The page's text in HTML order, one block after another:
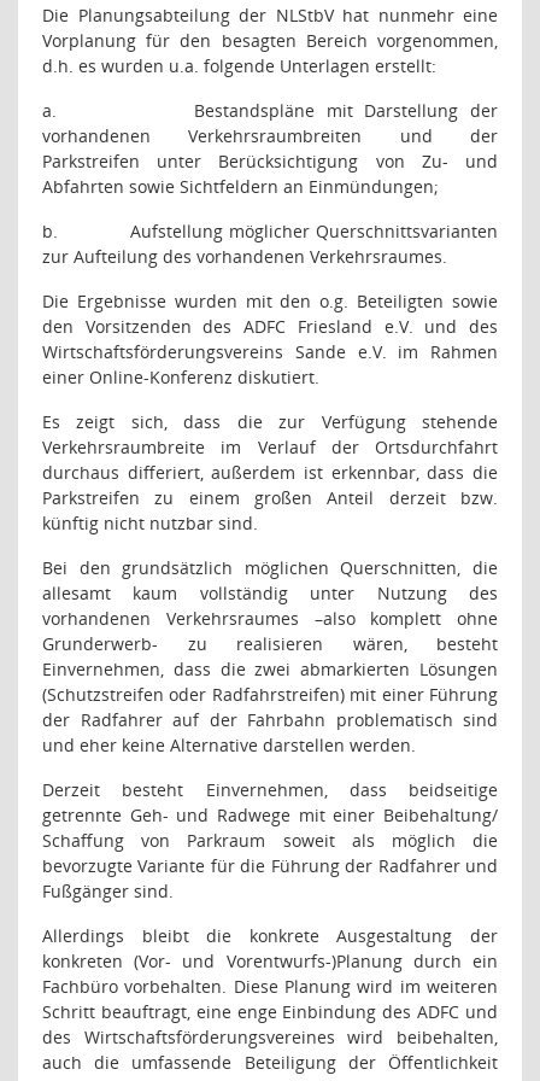
Die Planungsabteilung der NLStbV hat nunmehr eine
Vorplanung für den besagten Bereich vorgenommen,
d.h. es wurden u.a. folgende Unterlagen erstellt:
a.
Bestandspläne mit Darstellung der
vorhandenen Verkehrsraumbreiten und der
Parkstreifen unter Berücksichtigung von Zu- und
Abfahrten sowie Sichtfeldern an Einmündungen;
b.
Aufstellung möglicher Querschnittsvarianten
zur Aufteilung des vorhandenen Verkehrsraumes.
Die Ergebnisse wurden mit den o.g. Beteiligten sowie
den Vorsitzenden des ADFC Friesland e.V. und des
Wirtschaftsförderungsvereins Sande e.V. im Rahmen
einer Online-Konferenz diskutiert.
Es zeigt sich, dass die zur Verfügung stehende
Verkehrsraumbreite im Verlauf der Ortsdurchfahrt
durchaus differiert, außerdem ist erkennbar, dass die
Parkstreifen zu einem großen Anteil derzeit bzw.
künftig nicht nutzbar sind.
Bei den grundsätzlich möglichen Querschnitten, die
allesamt kaum vollständig unter Nutzung des
vorhandenen Verkehrsraumes –also komplett ohne
Grunderwerb- zu realisieren wären, besteht
Einvernehmen, dass die zwei abmarkierten Lösungen
(Schutzstreifen oder Radfahrstreifen) mit einer Führung
der Radfahrer auf der Fahrbahn problematisch sind
und eher keine Alternative darstellen werden.
Derzeit besteht Einvernehmen, dass beidseitige
getrennte Geh- und Radwege mit einer Beibehaltung/
Schaffung von Parkraum soweit als möglich die
bevorzugte Variante für die Führung der Radfahrer und
Fußgänger sind.
Allerdings bleibt die konkrete Ausgestaltung der
konkreten (Vor- und Vorentwurfs-)Planung durch ein
Fachbüro vorbehalten. Diese Planung wird im weiteren
Schritt beauftragt, eine enge Einbindung des ADFC und
des Wirtschaftsförderungsvereines wird beibehalten,
auch die umfassende Beteiligung der Öffentlichkeit